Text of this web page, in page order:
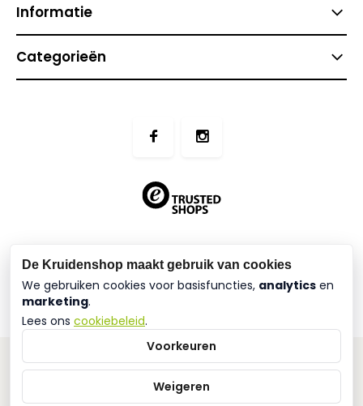
Informatie
Categorieën
Geetdam 27
9930, Lievegem
De Kruidenshop maakt gebruik van cookies
We gebruiken cookies voor basisfuncties, analytics en
marketing.
Lees ons cookiebeleid.
Voorkeuren
Weigeren